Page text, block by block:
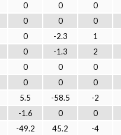
0 0
0
0 0
0
0 -2.3
1
0 -1.3
2
0 0
0
0 0
0
5.5 -58.5
-2
-1.6 0
0
-49.2 45.2
-4